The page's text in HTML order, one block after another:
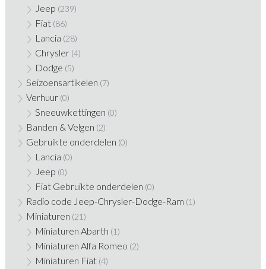
Jeep (239)
Fiat (86)
Lancia (28)
Chrysler (4)
Dodge (5)
Seizoensartikelen (7)
Verhuur (0)
Sneeuwkettingen (0)
Banden & Velgen (2)
Gebruikte onderdelen (0)
Lancia (0)
Jeep (0)
Fiat Gebruikte onderdelen (0)
Radio code Jeep-Chrysler-Dodge-Ram (1)
Miniaturen (21)
Miniaturen Abarth (1)
Miniaturen Alfa Romeo (2)
Miniaturen Fiat (4)